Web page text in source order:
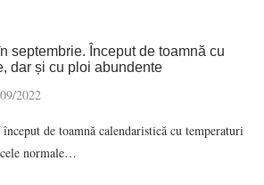
septembrie. Început de toamnă cu
dar și cu ploi abundente
2022
de toamnă calendaristică cu temperaturi
normale…